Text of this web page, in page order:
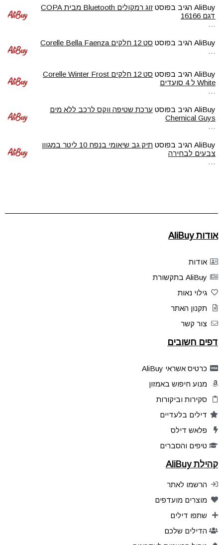
AliBuy הגיב בפוסט
זוג רמקולים Bluetooth מבית COPA
דגם 16166
…
AliBuy הגיב בפוסט סט 12 חלקים Corelle Bella Faenza
…
AliBuy הגיב בפוסט
סט 12 חלקים Corelle Winter Frost
White ל 4 סועדים
…
AliBuy הגיב בפוסט ערכת שטיפה ווקס לרכב ללא מים
Chemical Guys
…
AliBuy הגיב בפוסט
תיק גב שיאומי בנפח 10 ליטר במגוון
צבעים לבחירה
…
אודות AliBuy
אודות
AliBuy בתקשורת
גילוי נאות
תקנון האתר
צור קשר
דפים חשובים
כרטיס אשראי AliBuy
מנוע חיפוש באמזון
סקירות וביקורות
דילים בלעדיים
פלאש דילס
טיפים והסברים
קהילת AliBuy
הרשמו לאתר
מוצרים מועדפים
שתפו דילים
הדילים שלכם